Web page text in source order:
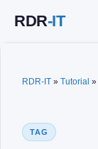
RDR-IT » Tutorial »
TAG